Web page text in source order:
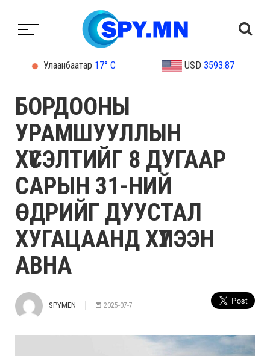
Улаанбаатар 17° C USD 3593.87
БОРДООНЫ
УРАМШУУЛЛЫН
ХҮСЭЛТИЙГ 8 ДУГААР
САРЫН 31-НИЙ
ӨДРИЙГ ДУУСТАЛ
ХУГАЦААНД ХҮЛЭЭН
АВНА
SPYMEN 2025-07-7